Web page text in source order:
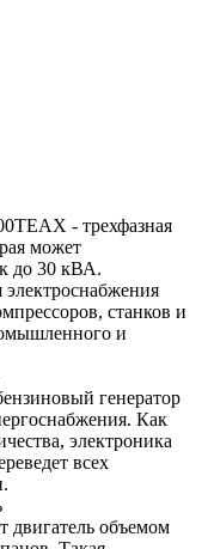
- трехфазная
может
до 30 кВА.
станков и
и
генератор
Как
электроника
всех
объемом